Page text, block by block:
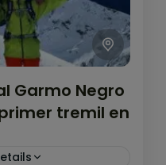
Garmo Negro
tremil en